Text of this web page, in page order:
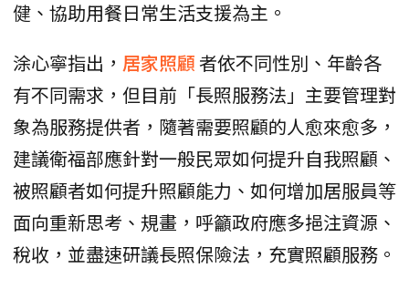
健、協助用餐日常生活支援為主。
涂心寧指出， 居家照顧 者依不同性別、年齡各
有不同需求，但目前「長照服務法」主要管理對
象為服務提供者，隨著需要照顧的人愈來愈多，
建議衛福部應針對一般民眾如何提升自我照顧、
被照顧者如何提升照顧能力、如何增加居服員等
面向重新思考、規畫，呼籲政府應多挹注資源、
稅收，並盡速研議長照保險法，充實照顧服務。